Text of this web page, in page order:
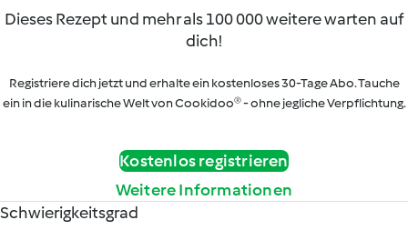
Dieses Rezept und mehr als 100 000 weitere warten auf
dich!
Registriere dich jetzt und erhalte ein kostenloses 30-Tage Abo. Tauche
ein in die kulinarische Welt von Cookidoo® - ohne jegliche Verpflichtung.
Kostenlos registrieren
Weitere Informationen
Schwierigkeitsgrad